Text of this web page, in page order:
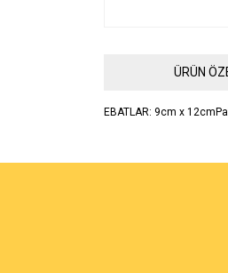
ÜRÜN
EBATLAR: 9cm x
Ürün resmi